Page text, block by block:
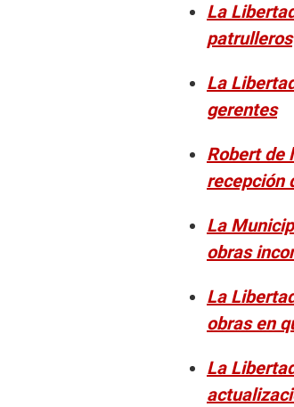
La
patrulleros
La
gerentes
Robert de
recepción
La
obras
La
obras en
La